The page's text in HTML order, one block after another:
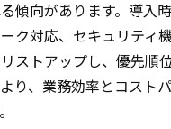
ー機の長期利用で安心で
安心なコピー機サービス
ー機導入後の充実したサ
傾向があります。導入
ク対応、セキュリティ
ストアップし、優先順
り、業務効率とコスト